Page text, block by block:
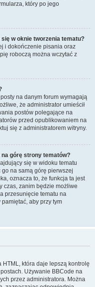
który po jego
w oknie tworzenia tematu?
i dokończenie pisania oraz
roboczą można wczytać z
na danym forum wymagają
że administrator umieścił
postów polegające na
przed opublikowaniem na
się z administratorem witryny.
górę strony tematów?
się w widoku tematu
na samą górę pierwszej
oznacza to, że funkcja ta jest
czas, zanim będzie możliwe
przesunięcie tematu na
aby przy tym
która daje lepszą kontrolę
Używanie BBCode na
przez administratora. Można